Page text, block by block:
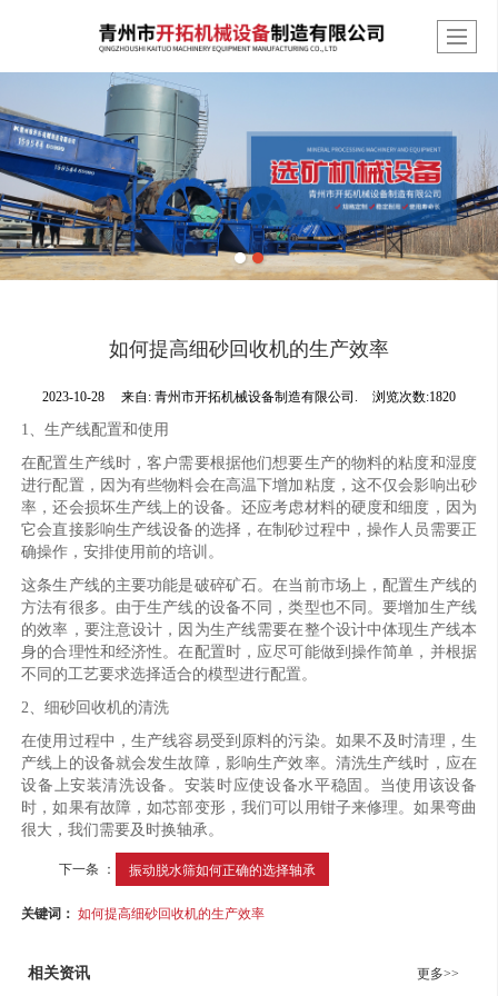
如何提高细砂回收机的生产效率
2023-10-28 来自:青州市开拓机械设备制造有限公司. 浏览次数:1820
1、生产线配置和使用
在配置生产线时，客户需要根据他们想要生产的物料的粘度和湿度
进行配置，因为有些物料会在高温下增加粘度，这不仅会影响出砂
率，还会损坏生产线上的设备。还应考虑材料的硬度和细度，因为
它会直接影响生产线设备的选择，在制砂过程中，操作人员需要正
确操作，安排使用前的培训。
这条生产线的主要功能是破碎矿石。在当前市场上，配置生产线的
方法有很多。由于生产线的设备不同，类型也不同。要增加生产线
的效率，要注意设计，因为生产线需要在整个设计中体现生产线本
身的合理性和经济性。在配置时，应尽可能做到操作简单，并根据
不同的工艺要求选择适合的模型进行配置。
2、细砂回收机的清洗
在使用过程中，生产线容易受到原料的污染。如果不及时清理，生
产线上的设备就会发生故障，影响生产效率。清洗生产线时，应在
设备上安装清洗设备。安装时应使设备水平稳固。当使用该设备
时，如果有故障，如芯部变形，我们可以用钳子来修理。如果弯曲
很大，我们需要及时换轴承。
下一条 ： 振动脱水筛如何正确的选择轴承
关键词：如何提高细砂回收机的生产效率
相关资讯 更多>>